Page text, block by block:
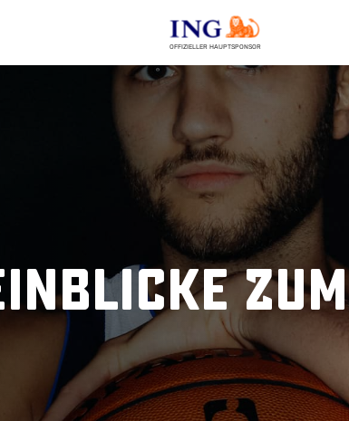
OFFIZIELLER HAUPTSPONSOR
zum